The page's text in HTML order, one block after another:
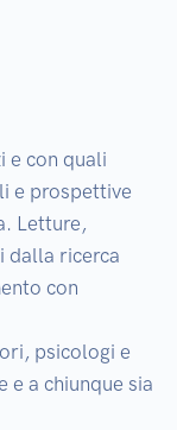
e con quali
e prospettive
Letture,
dalla ricerca
con
psicologi e
a chiunque sia